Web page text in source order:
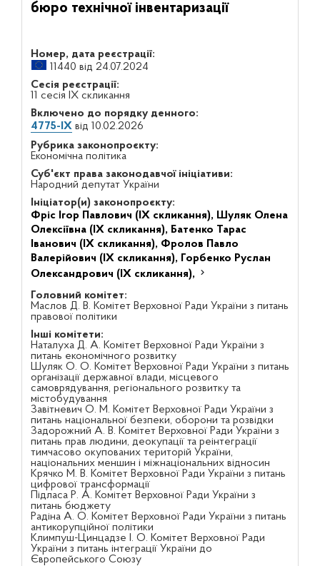
бюро технічної інвентаризації
Номер, дата реєстрації:
11440 від 24.07.2024
Сесія реєстрації:
11 сесія IX скликання
Включено до порядку денного:
4775-IXвід 10.02.2026
Рубрика законопроєкту:
Економічна політика
Суб'єкт права законодавчої ініціативи:
Народний депутат України
Ініціатор(и) законопроєкту:
Фріс Ігор Павлович (IX скликання), Шуляк Олена
Олексіївна (IX скликання), Батенко Тарас
Іванович (IX скликання), Фролов Павло
Валерійович (IX скликання), Горбенко Руслан
Олександрович (IX скликання),
Головний комітет:
Маслов Д. В. Комітет Верховної Ради України з питань
правової політики
Інші комітети:
Наталуха Д. А. Комітет Верховної Ради України з
питань економічного розвитку
Шуляк О. О. Комітет Верховної Ради України з питань
організації державної влади, місцевого
самоврядування, регіонального розвитку та
містобудування
Завітневич О. М. Комітет Верховної Ради України з
питань національної безпеки, оборони та розвідки
Задорожний А. В. Комітет Верховної Ради України з
питань прав людини, деокупації та реінтеграції
тимчасово окупованих територій України,
національних меншин і міжнаціональних відносин
Крячко М. В. Комітет Верховної Ради України з питань
цифрової трансформації
Підласа Р. А. Комітет Верховної Ради України з
питань бюджету
Радіна А. О. Комітет Верховної Ради України з питань
антикорупційної політики
Климпуш-Цинцадзе І. О. Комітет Верховної Ради
України з питань інтеграції України до
Європейського Союзу